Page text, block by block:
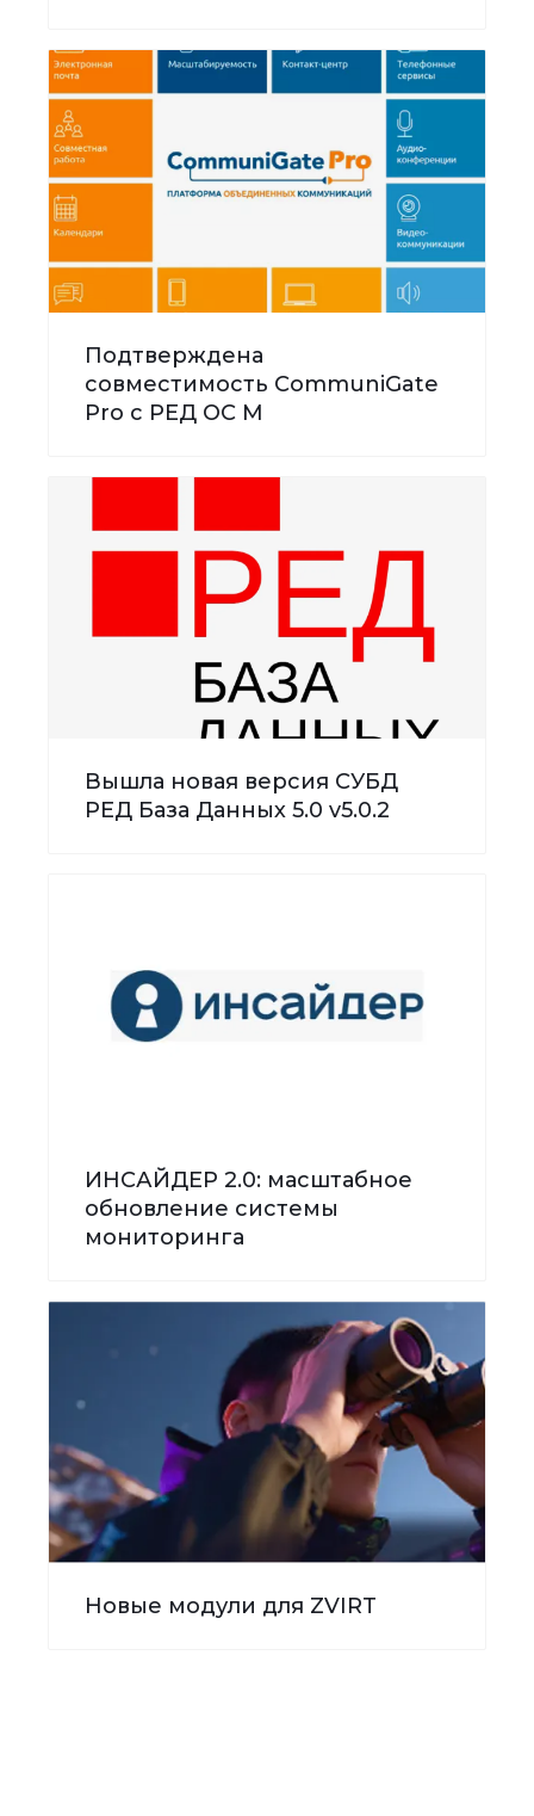
Подтверждена
совместимость CommuniGate
Pro с РЕД ОС М
Вышла новая версия СУБД
РЕД База Данных 5.0 v5.0.2
ИНСАЙДЕР 2.0: масштабное
обновление системы
мониторинга
Новые модули для ZVIRT